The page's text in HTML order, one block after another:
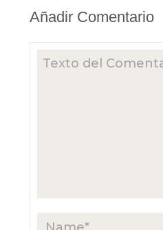
Añadir Comentario